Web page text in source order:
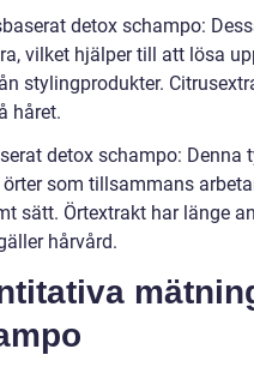
detox schampo:
vilket hjälper till att lösa
stylingprodukter.
håret.
detox schampo:
som tillsammans
sätt. Örtextrakt har länge
hårvård.